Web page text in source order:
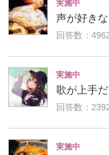
実施中
声が好き
回答数：
実施中
歌が上手
回答数：
実施中